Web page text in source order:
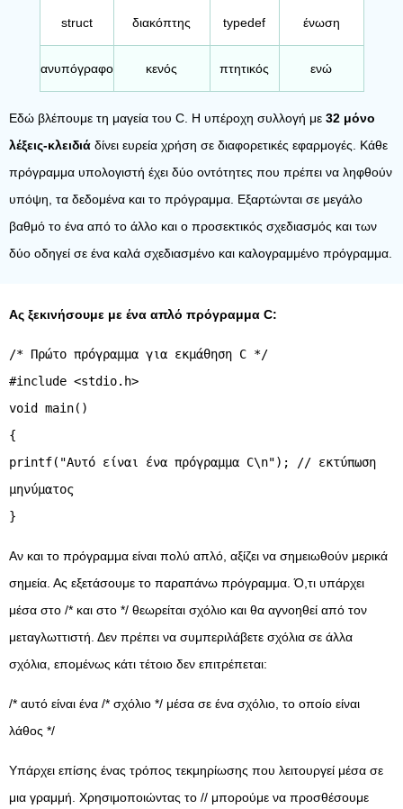
struct διακόπτης typedef ένωση
ανυπόγραφο κενός πτητικός ενώ
Εδώ βλέπουμε τη μαγεία του C. Η υπέροχη συλλογή με 32 μόνο
λέξεις-κλειδιά δίνει ευρεία χρήση σε διαφορετικές εφαρμογές. Κάθε
πρόγραμμα υπολογιστή έχει δύο οντότητες που πρέπει να ληφθούν
υπόψη, τα δεδομένα και το πρόγραμμα. Εξαρτώνται σε μεγάλο
βαθμό το ένα από το άλλο και ο προσεκτικός σχεδιασμός και των
δύο οδηγεί σε ένα καλά σχεδιασμένο και καλογραμμένο πρόγραμμα.
Ας ξεκινήσουμε με ένα απλό πρόγραμμα C:
/* Πρώτο πρόγραμμα για εκμάθηση C */
#include <stdio.h>
void main()
{
printf("Αυτό είναι ένα πρόγραμμα C\n"); // εκτύπωση
μηνύματος
}
Αν και το πρόγραμμα είναι πολύ απλό, αξίζει να σημειωθούν μερικά
σημεία. Ας εξετάσουμε το παραπάνω πρόγραμμα. Ό,τι υπάρχει
μέσα στο /* και στο */ θεωρείται σχόλιο και θα αγνοηθεί από τον
μεταγλωττιστή. Δεν πρέπει να συμπεριλάβετε σχόλια σε άλλα
σχόλια, επομένως κάτι τέτοιο δεν επιτρέπεται:
/* αυτό είναι ένα /* σχόλιο */ μέσα σε ένα σχόλιο, το οποίο είναι
λάθος */
Υπάρχει επίσης ένας τρόπος τεκμηρίωσης που λειτουργεί μέσα σε
μια γραμμή. Χρησιμοποιώντας το // μπορούμε να προσθέσουμε